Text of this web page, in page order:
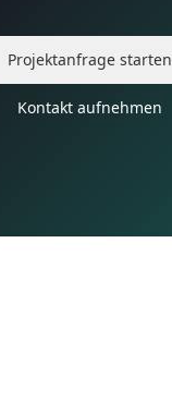
Projektanfrage starten
Kontakt aufnehmen